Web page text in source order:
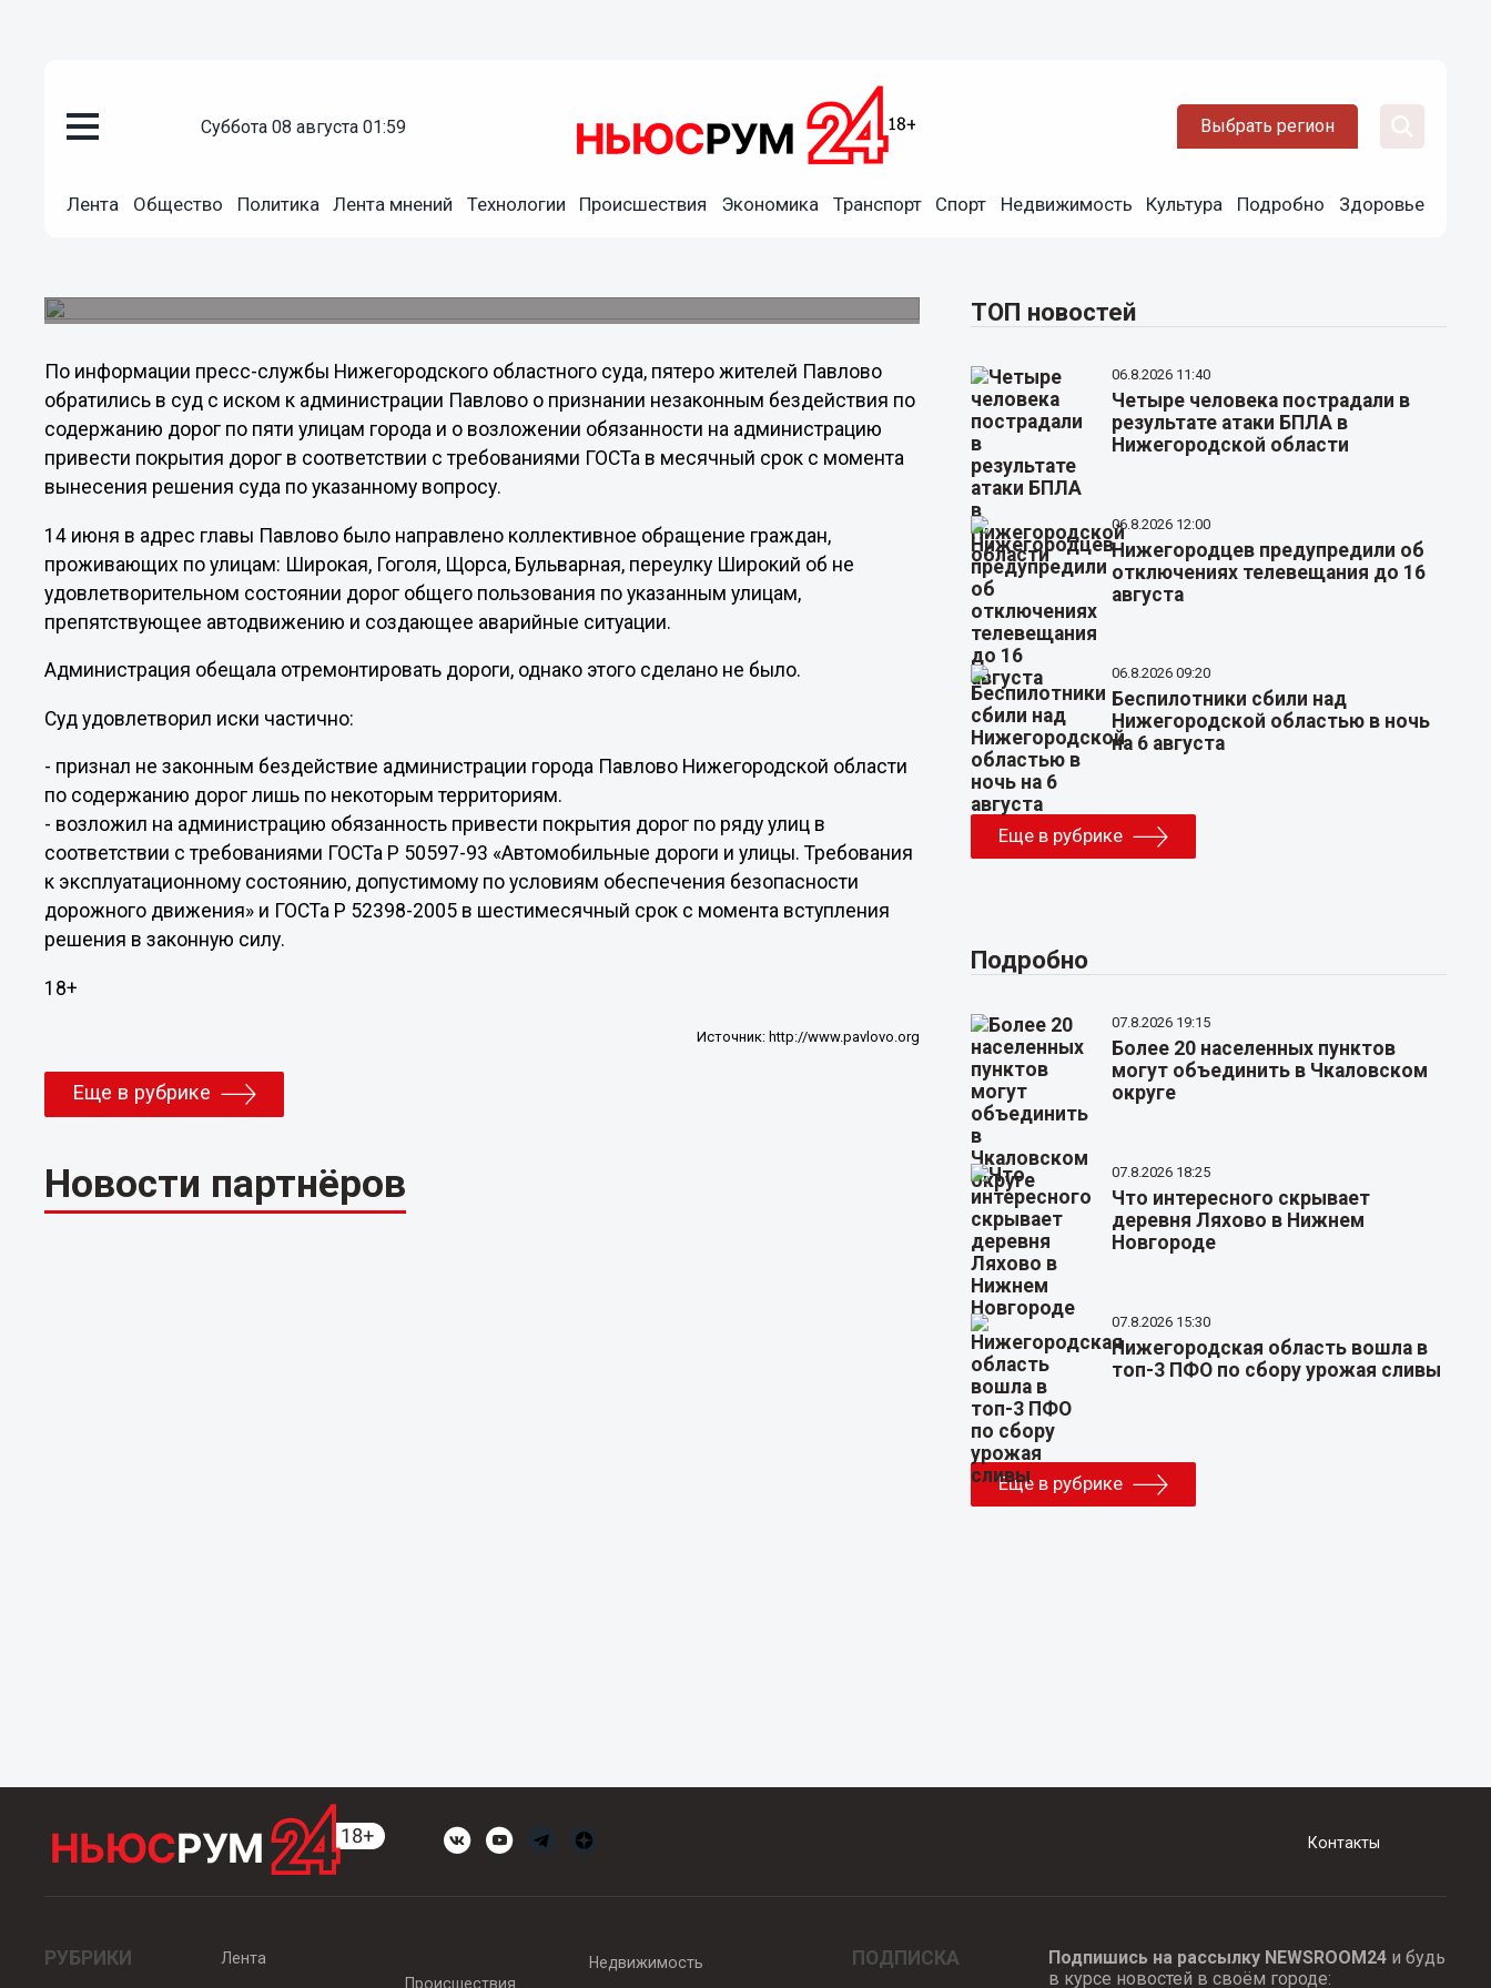
суббота 08 августа 01:59 Выбрать регион
Лента Общество Политика Лента мнений Технологии Происшествия Экономика Транспорт Спорт Недвижимость Культура Подробно Здоровье
Суд обязал администрацию города Павлово
По информации пресс-службы Нижегородского областного суда, пятеро жителей Павлово
обратились в суд с иском к администрации Павлово о признании незаконным бездействия по
содержанию дорог по пяти улицам города и о возложении обязанности на администрацию
привести покрытия дорог в соответствии с требованиями ГОСТа в месячный срок с момента
вынесения решения суда по указанному вопросу.
14 июня в адрес главы Павлово было направлено коллективное обращение граждан,
проживающих по улицам: Широкая, Гоголя, Щорса, Бульварная, переулку Широкий об не
удовлетворительном состоянии дорог общего пользования по указанным улицам,
препятствующее автодвижению и создающее аварийные ситуации.
Администрация обещала отремонтировать дороги, однако этого сделано не было.
Суд удовлетворил иски частично:
- признал не законным бездействие администрации города Павлово Нижегородской области
по содержанию дорог лишь по некоторым территориям.
- возложил на администрацию обязанность привести покрытия дорог по ряду улиц в
соответствии с требованиями ГОСТа Р 50597-93 «Автомобильные дороги и улицы. Требования
к эксплуатационному состоянию, допустимому по условиям обеспечения безопасности
дорожного движения» и ГОСТа Р 52398-2005 в шестимесячный срок с момента вступления
решения в законную силу.
18+
Источник: http://www.pavlovo.org
Еще в рубрике
Новости партнёров
ТОП новостей
06.8.2026 11:40
Четыре человека пострадали в
результате атаки БПЛА в
Нижегородской области
06.8.2026 12:00
Нижегородцев предупредили об
отключениях телевещания до 16
августа
06.8.2026 09:20
Беспилотники сбили над
Нижегородской областью в ночь
на 6 августа
Еще в рубрике
Подробно
07.8.2026 19:15
Более 20 населенных пунктов
могут объединить в Чкаловском
округе
07.8.2026 18:25
Что интересного скрывает
деревня Ляхово в Нижнем
Новгороде
07.8.2026 15:30
Нижегородская область вошла в
топ-3 ПФО по сбору урожая сливы
Еще в рубрике
Контакты
РУБРИКИ
Лента
Происшествия
Недвижимость ПОДПИСКА Подпишись на рассылку NEWSROOM24и будь
в курсе новостей в своём городе: